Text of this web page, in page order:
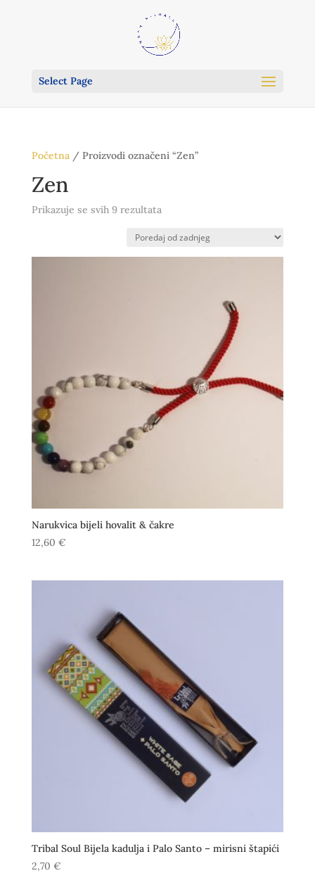
Select Page
Početna/ Proizvodi označeni “Zen”
Zen
Prikazuje se svih 9 rezultataPoredano
najnovijem
Narukvica bijeli hovalit & čakre
12,60 €
Tribal Soul Bijela kadulja i Palo Santo – mirisni štapići
2,70 €